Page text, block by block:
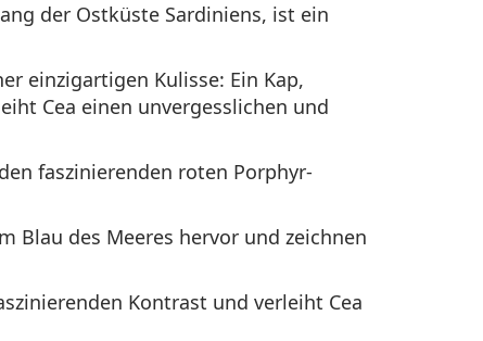
der Ostküste Sardiniens, ist ein
einzigartigen Kulisse: Ein Kap,
Cea einen unvergesslichen und
faszinierenden roten Porphyr-
Blau des Meeres hervor und zeichnen
Kontrast und verleiht Cea